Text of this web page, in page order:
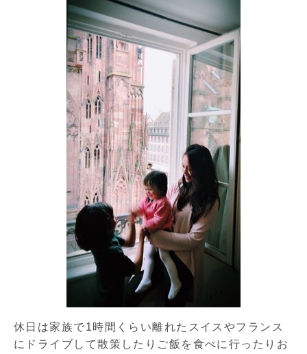
休日は家族で1時間くらい離れたスイスやフランス
にドライブして散策したりご飯を食べに行ったりお